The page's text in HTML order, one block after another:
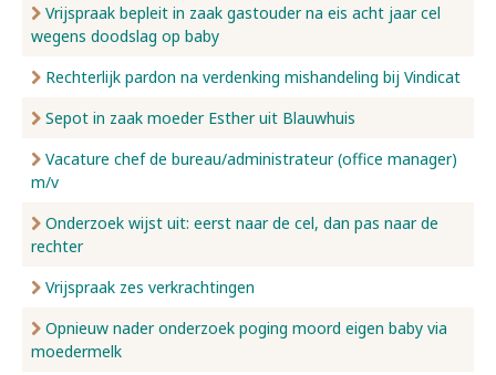
Vrijspraak bepleit in zaak gastouder na eis acht jaar cel
wegens doodslag op baby
Rechterlijk pardon na verdenking mishandeling bij Vindicat
Sepot in zaak moeder Esther uit Blauwhuis
Vacature chef de bureau/administrateur (office manager)
m/v
Onderzoek wijst uit: eerst naar de cel, dan pas naar de
rechter
Vrijspraak zes verkrachtingen
Opnieuw nader onderzoek poging moord eigen baby via
moedermelk